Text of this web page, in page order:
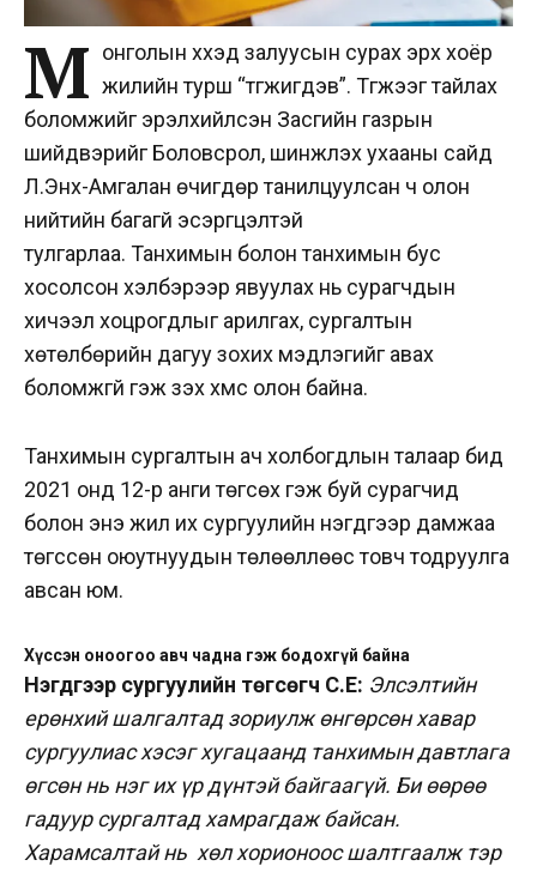
М онголын хүүхэд залуусын сурах эрх хоёр
жилийн турш “түгжигдэв”. Түгжээг тайлах
боломжийг эрэлхийлсэн Засгийн газрын
шийдвэрийг Боловсрол, шинжлэх ухааны сайд
Л.Энх-Амгалан өчигдөр танилцуулсан ч олон
нийтийн багагүй эсэргүүцэлтэй
тулгарлаа. Танхимын болон танхимын бус
хосолсон хэлбэрээр явуулах нь сурагчдын
хичээл хоцрогдлыг арилгах, сургалтын
хөтөлбөрийн дагуу зохих мэдлэгийг авах
боломжгүй гэж үзэх хүмүүс олон байна.
Танхимын сургалтын ач холбогдлын талаар бид
2021 онд 12-р анги төгсөх гэж буй сурагчид
болон энэ жил их сургуулийн нэгдүгээр дамжаа
төгссөн оюутнуудын төлөөллөөс товч тодруулга
авсан юм.
Хүссэн оноогоо авч чадна гэж бодохгүй байна
Нэгдүгээр сургуулийн төгсөгч С.Е: Элсэлтийн
ерөнхий шалгалтад зориулж өнгөрсөн хавар
сургуулиас хэсэг хугацаанд танхимын давтлага
өгсөн нь нэг их үр дүнтэй байгаагүй. Би өөрөө
гадуур сургалтад хамрагдаж байсан.
Харамсалтай нь хөл хорионоос шалтгаалж тэр